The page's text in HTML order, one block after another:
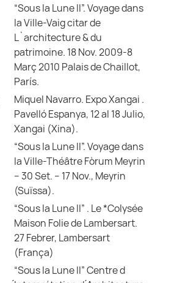
“Sous la Lune II”. Voyage dans
la Ville-Vaig citar de
L`architecture & du
patrimoine. 18 Nov. 2009-8
Març 2010 Palais de Chaillot,
París.
Miquel Navarro. Expo Xangai .
Pavelló Espanya, 12 al 18 Julio,
Xangai (Xina).
“Sous la Lune II”. Voyage dans
la Ville-Théâtre Fòrum Meyrin
– 30 Set. – 17 Nov., Meyrin
(Suïssa).
“Sous la Lune II” . Le *Colysée
Maison Folie de Lambersart.
27 Febrer, Lambersart
(França)
“Sous la Lune II” Centre d